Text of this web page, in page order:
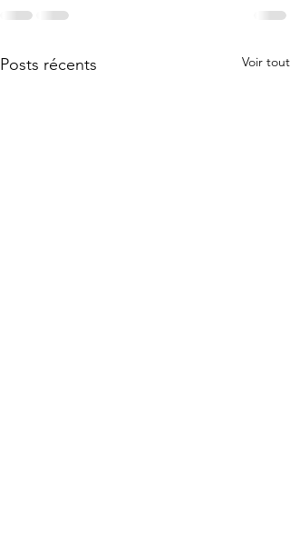
Posts récents Voir tout